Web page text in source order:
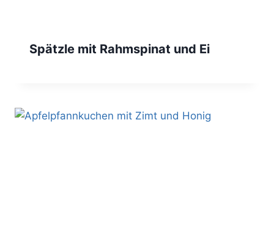
Spätzle mit Rahmspinat und Ei